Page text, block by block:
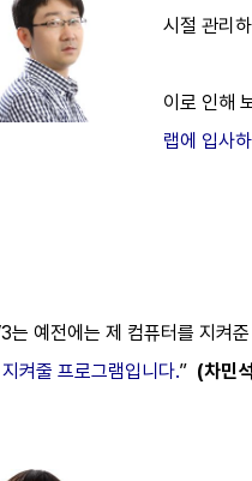
시절 관리
이로 인해
랩에 입사
는 예전에는 제 컴퓨터를 지켜
켜줄 프로그램입니다.” (차민